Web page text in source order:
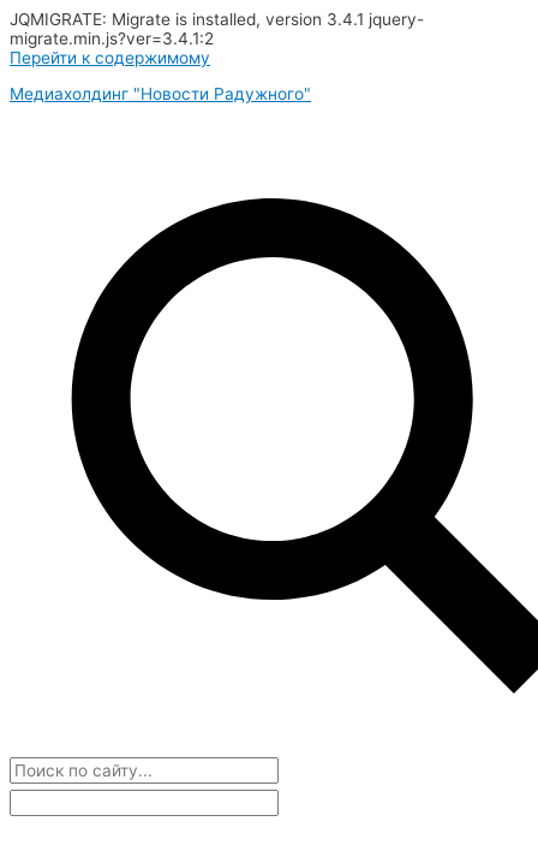
JQMIGRATE: Migrate is installed, version 3.4.1 jquery-
migrate.min.js?ver=3.4.1:2
Перейти к содержимому
Медиахолдинг "Новости Радужного"